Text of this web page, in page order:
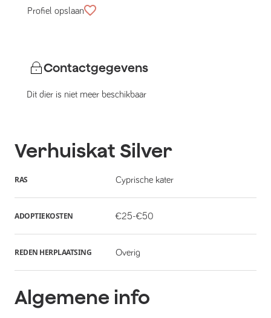
Profiel opslaan
Contactgegevens
Dit dier is niet meer beschikbaar
Verhuiskat Silver
RAS Cyprische kater
ADOPTIEKOSTEN €25-€50
REDEN HERPLAATSING Overig
Algemene info